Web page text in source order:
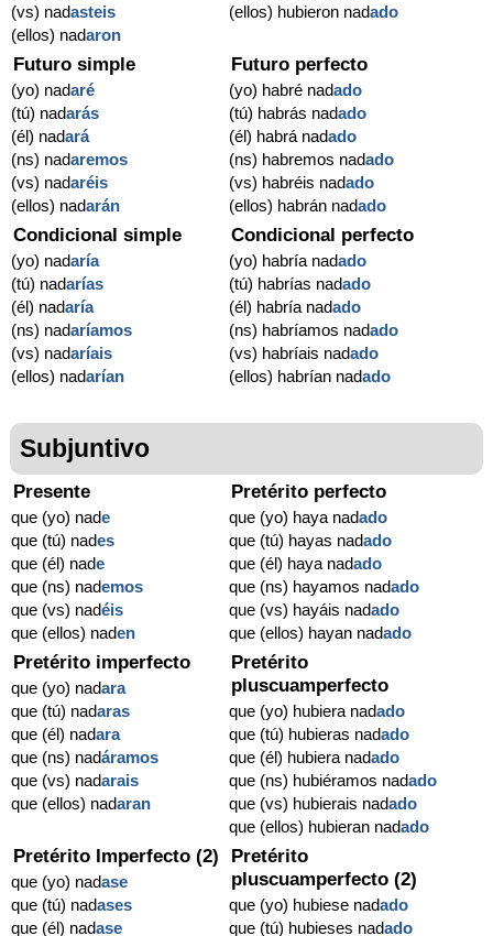
(vs) nadasteis
(ellos) nadaron
(ellos) hubieron nadado
Futuro simple
(yo) nadaré
(tú) nadarás
(él) nadará
(ns) nadaremos
(vs) nadaréis
(ellos) nadarán
Futuro perfecto
(yo) habré nadado
(tú) habrás nadado
(él) habrá nadado
(ns) habremos nadado
(vs) habréis nadado
(ellos) habrán nadado
Condicional simple
(yo) nadaría
(tú) nadarías
(él) nadaría
(ns) nadaríamos
(vs) nadaríais
(ellos) nadarían
Condicional perfecto
(yo) habría nadado
(tú) habrías nadado
(él) habría nadado
(ns) habríamos nadado
(vs) habríais nadado
(ellos) habrían nadado
Subjuntivo
Presente
que (yo) nade
que (tú) nades
que (él) nade
que (ns) nademos
que (vs) nadéis
que (ellos) naden
Pretérito perfecto
que (yo) haya nadado
que (tú) hayas nadado
que (él) haya nadado
que (ns) hayamos nadado
que (vs) hayáis nadado
que (ellos) hayan nadado
Pretérito imperfecto
que (yo) nadara
que (tú) nadaras
que (él) nadara
que (ns) nadáramos
que (vs) nadarais
que (ellos) nadaran
Pretérito
pluscuamperfecto
que (yo) hubiera nadado
que (tú) hubieras nadado
que (él) hubiera nadado
que (ns) hubiéramos nadado
que (vs) hubierais nadado
que (ellos) hubieran nadado
Pretérito Imperfecto (2)
que (yo) nadase
que (tú) nadases
que (él) nadase
Pretérito
pluscuamperfecto (2)
que (yo) hubiese nadado
que (tú) hubieses nadado